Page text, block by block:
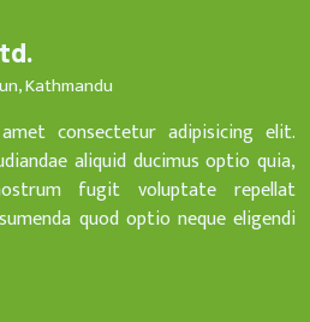
Kathmandu
consectetur adipisicing elit.
aliquid ducimus optio quia,
fugit voluptate repellat
quod optio neque eligendi